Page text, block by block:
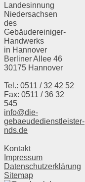
Landesinnung
Niedersachsen
des
Gebäudereiniger-
Handwerks
in Hannover
Berliner Allee 46
30175 Hannover
Tel.: 0511 / 32 42 52
Fax: 0511 / 36 32
545
info@die-
gebaeudedienstleister-
nds.de
Kontakt
Impressum
Datenschutzerklärung
Sitemap